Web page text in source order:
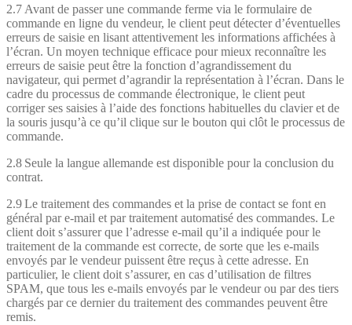
2.7 Avant de passer une commande ferme via le formulaire de
commande en ligne du vendeur, le client peut détecter d’éventuelles
erreurs de saisie en lisant attentivement les informations affichées à
l’écran. Un moyen technique efficace pour mieux reconnaître les
erreurs de saisie peut être la fonction d’agrandissement du
navigateur, qui permet d’agrandir la représentation à l’écran. Dans le
cadre du processus de commande électronique, le client peut
corriger ses saisies à l’aide des fonctions habituelles du clavier et de
la souris jusqu’à ce qu’il clique sur le bouton qui clôt le processus de
commande.
2.8 Seule la langue allemande est disponible pour la conclusion du
contrat.
2.9 Le traitement des commandes et la prise de contact se font en
général par e-mail et par traitement automatisé des commandes. Le
client doit s’assurer que l’adresse e-mail qu’il a indiquée pour le
traitement de la commande est correcte, de sorte que les e-mails
envoyés par le vendeur puissent être reçus à cette adresse. En
particulier, le client doit s’assurer, en cas d’utilisation de filtres
SPAM, que tous les e-mails envoyés par le vendeur ou par des tiers
chargés par ce dernier du traitement des commandes peuvent être
remis.